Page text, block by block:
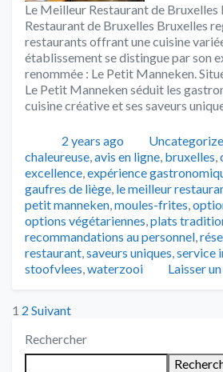
Le Meilleur Restaurant de Bruxelles
Restaurant de Bruxelles Bruxelles
restaurants offrant une cuisine
établissement se distingue par son
renommée : Le Petit Manneken.
Le Petit Manneken séduit les
cuisine créative et ses saveurs
Publié2 years ago Catégories
chaleureuse,avis en ligne, bruxelles,
excellence,expérience
gaufres de liège, le meilleur
petit manneken,moules-frites,
options végétariennes,plats
recommandations au personnel,
restaurant,saveurs uniques,service
stoofvlees,waterzooi Laisser
Posts
pagination
1 2 Suivant
Rechercher